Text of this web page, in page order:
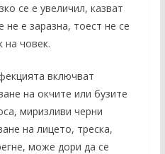
се е увеличил, казват
е заразна, тоест не се
на човек.
включват
на окчите или бузите
миризливи черни
на лицето, треска,
може дори да се